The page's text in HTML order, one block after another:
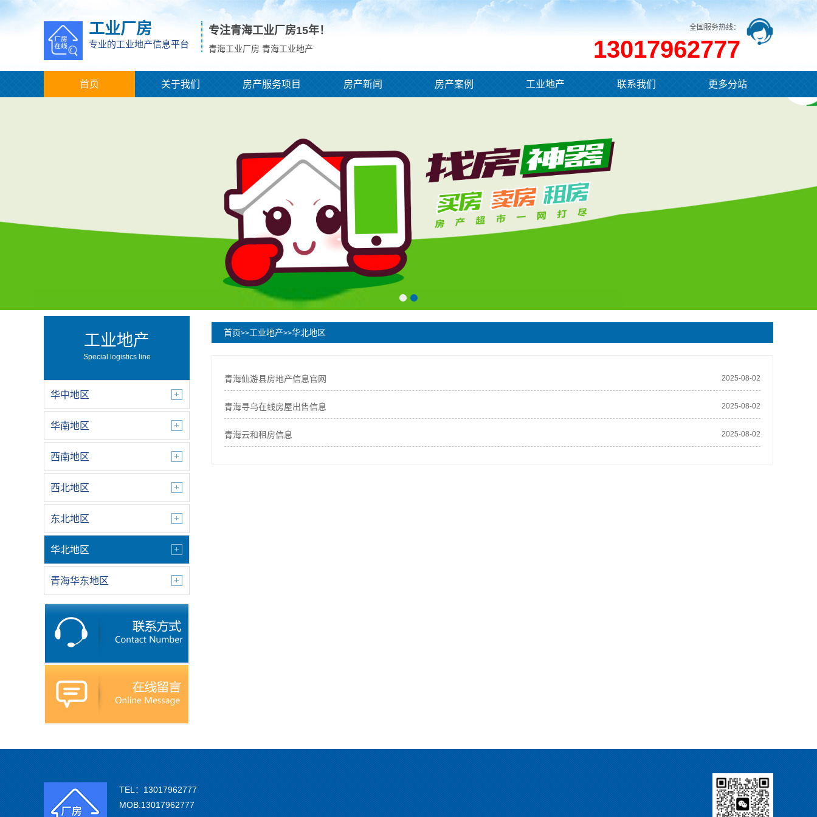
工业厂房
专业的工业地产信息平台
专注青海工业厂房15年！
青海工业厂房 青海工业地产
全国服务热线：
13017962777
首页 关于我们 房产服务项目 房产新闻 房产案例 工业地产 联系我们 更多分站
工业地产
Special logistics line
华中地区
华南地区
西南地区
西北地区
东北地区
华北地区
青海华东地区
首页>>工业地产>>华北地区
青海仙游县房地产信息官网 2025-08-02
青海寻乌在线房屋出售信息 2025-08-02
青海云和租房信息 2025-08-02
TEL：13017962777
MOB:13017962777